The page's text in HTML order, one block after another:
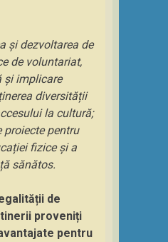
și dezvoltarea de
de voluntariat,
și implicare
diversității
la cultură;
proiecte pentru
fizice și a
sănătos.
de
proveniți
pentru